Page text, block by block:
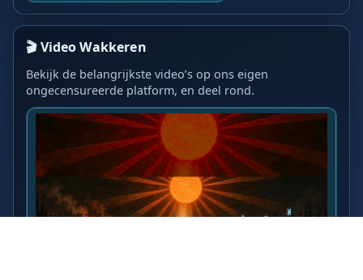
🎬 Video Wakkeren
Bekijk de belangrijkste video’s op ons eigen
ongecensureerde platform, en deel rond.